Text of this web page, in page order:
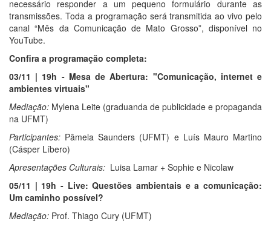
necessário responder a um pequeno formulário durante as
transmissões. Toda a programação será transmitida ao vivo pelo
canal “Mês da Comunicação de Mato Grosso”, disponível no
YouTube.
Confira a programação completa:
03/11 | 19h - Mesa de Abertura: "Comunicação, internet e
ambientes virtuais"
Mediação: Mylena Leite (graduanda de publicidade e propaganda
na UFMT)
Participantes: Pâmela Saunders (UFMT) e Luís Mauro Martino
(Cásper Líbero)
Apresentações Culturais: Luisa Lamar + Sophie e Nicolaw
05/11 | 19h - Live: Questões ambientais e a comunicação:
Um caminho possível?
Mediação: Prof. Thiago Cury (UFMT)